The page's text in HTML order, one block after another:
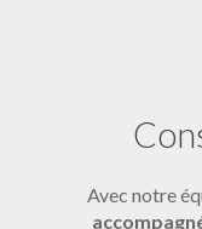
Avec notre